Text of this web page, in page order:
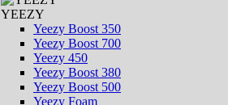
YEEZY
Yeezy Boost 350
Yeezy Boost 700
Yeezy 450
Yeezy Boost 380
Yeezy Boost 500
Yeezy Foam